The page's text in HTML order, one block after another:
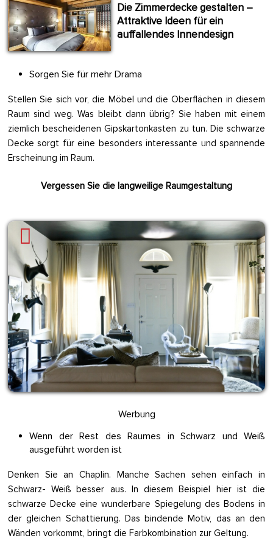
Die Zimmerdecke gestalten –
Attraktive Ideen für ein
auffallendes Innendesign
Sorgen Sie für mehr Drama
Stellen Sie sich vor, die Möbel und die Oberflächen in diesem
Raum sind weg. Was bleibt dann übrig? Sie haben mit einem
ziemlich bescheidenen Gipskartonkasten zu tun. Die schwarze
Decke sorgt für eine besonders interessante und spannende
Erscheinung im Raum.
Vergessen Sie die langweilige Raumgestaltung
Werbung
Wenn der Rest des Raumes in Schwarz und Weiß
ausgeführt worden ist
Denken Sie an Chaplin. Manche Sachen sehen einfach in
Schwarz- Weiß besser aus. In diesem Beispiel hier ist die
schwarze Decke eine wunderbare Spiegelung des Bodens in
der gleichen Schattierung. Das bindende Motiv, das an den
Wänden vorkommt, bringt die Farbkombination zur Geltung.